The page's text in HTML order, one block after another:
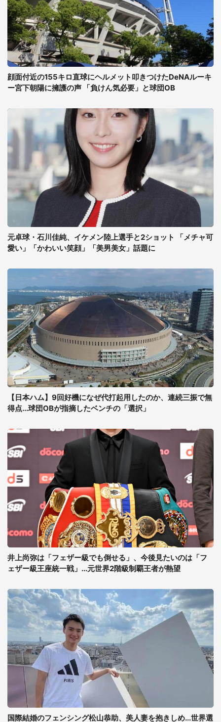
顔面付近の155キロ直球にヘルメット叩きつけたDeNAルーキ
ー宮下朝陽に擁護の声 「負けん気必要」と球団OB
元卓球・石川佳純、イケメン陸上選手と2ショット 「メチャ可
愛い」「かわいい笑顔」「美男美女」話題に
【日本ハム】9回好機になぜ代打起用したのか、連続三振で無
得点...球団OBが指摘したベンチの「選択」
井上尚弥は「フェザー級でも倒せる」、今後見たいのは「フ
ェザー級王座統一戦」...元世界2階級制覇王者が熱望
国際結婚のフェンシング松山恭助、美人妻を抱きしめ...世界選